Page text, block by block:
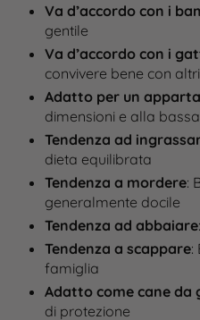
Va d’accordo con i
gentile
Va d’accordo con i
convivere bene con
Adatto per un
dimensioni e alla
Tendenza ad
dieta equilibrata
Tendenza a mordere:
generalmente docile
Tendenza ad abbaiare
Tendenza a scappare:
famiglia​
Adatto come cane da
di protezione